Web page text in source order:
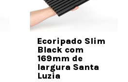
Ecoripado Slim
Black com
169mm de
largura Santa
Luzia